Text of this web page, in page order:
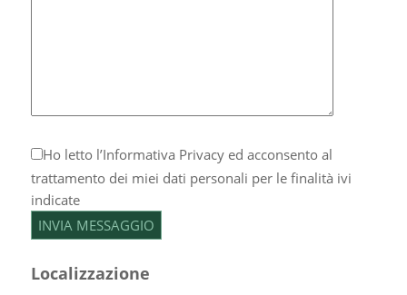
Ho letto l’Informativa Privacyed acconsento al
trattamento dei miei dati personali per le finalità ivi
indicate
Localizzazione